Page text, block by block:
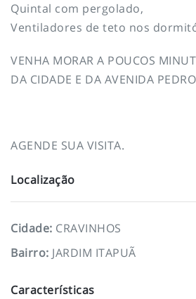
Quintal com pergolado,
Ventiladores de teto nos
VENHA MORAR A POUCOS
DA CIDADE E DA AVENIDA
AGENDE SUA VISITA.
Localização
Cidade: CRAVINHOS
Bairro: JARDIM ITAPUÃ
Características